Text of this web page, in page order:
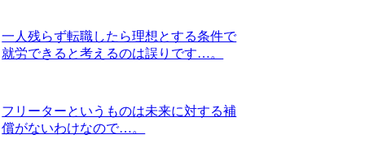
一人残らず転職したら理想とする条件で
就労できると考えるのは誤りです…。
フリーターというものは未来に対する補
償がないわけなので…。